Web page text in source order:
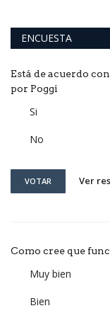
ENCUESTA
Está de acuerdo
por Poggi
Si
No
VOTAR Ver
Como cree que
Muy bien
Bien